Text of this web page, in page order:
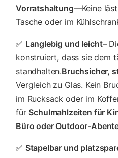
Vorratshaltung—Keine
Tasche oder im
✅ Langlebig und leicht–
konstruiert, dass sie dem
standhalten.Bruchsicher,
Vergleich zu Glas. Kein
im Rucksack oder im
für Schulmahlzeiten für
Büro oder Outdoor-
✅ Stapelbar und